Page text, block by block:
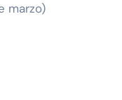
marzo)